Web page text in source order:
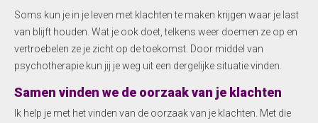
Soms kun je in je leven met klachten te maken krijgen waar je last
van blijft houden. Wat je ook doet, telkens weer doemen ze op en
vertroebelen ze je zicht op de toekomst. Door middel van
psychotherapie kun jij je weg uit een dergelijke situatie vinden.
Samen vinden we de oorzaak van je klachten
Ik help je met het vinden van de oorzaak van je klachten. Met die